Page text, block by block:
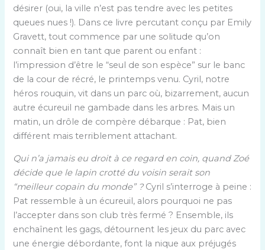
désirer (oui, la ville n’est pas tendre avec les petites
queues nues !). Dans ce livre percutant conçu par Emily
Gravett, tout commence par une solitude qu’on
connaît bien en tant que parent ou enfant :
l’impression d’être le “seul de son espèce” sur le banc
de la cour de récré, le printemps venu. Cyril, notre
héros rouquin, vit dans un parc où, bizarrement, aucun
autre écureuil ne gambade dans les arbres. Mais un
matin, un drôle de compère débarque : Pat, bien
différent mais terriblement attachant.
Qui n’a jamais eu droit à ce regard en coin, quand Zoé
décide que le lapin crotté du voisin serait son
“meilleur copain du monde” ?Cyril s’interroge à peine :
Pat ressemble à un écureuil, alors pourquoi ne pas
l’accepter dans son club très fermé ? Ensemble, ils
enchaînent les gags, détournent les jeux du parc avec
une énergie débordante, font la nique aux préjugés